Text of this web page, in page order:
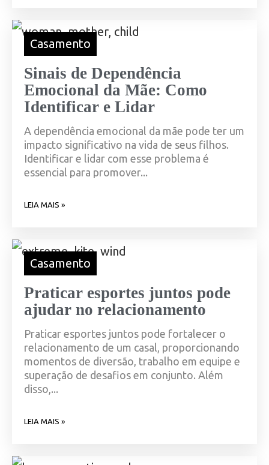
Casamento
Sinais de Dependência
Emocional da Mãe: Como
Identificar e Lidar
A dependência emocional da mãe pode ter um
impacto significativo na vida de seus filhos.
Identificar e lidar com esse problema é
essencial para promover...
LEIA MAIS »
Casamento
Praticar esportes juntos pode
ajudar no relacionamento
Praticar esportes juntos pode fortalecer o
relacionamento de um casal, proporcionando
momentos de diversão, trabalho em equipe e
superação de desafios em conjunto. Além
disso,...
LEIA MAIS »